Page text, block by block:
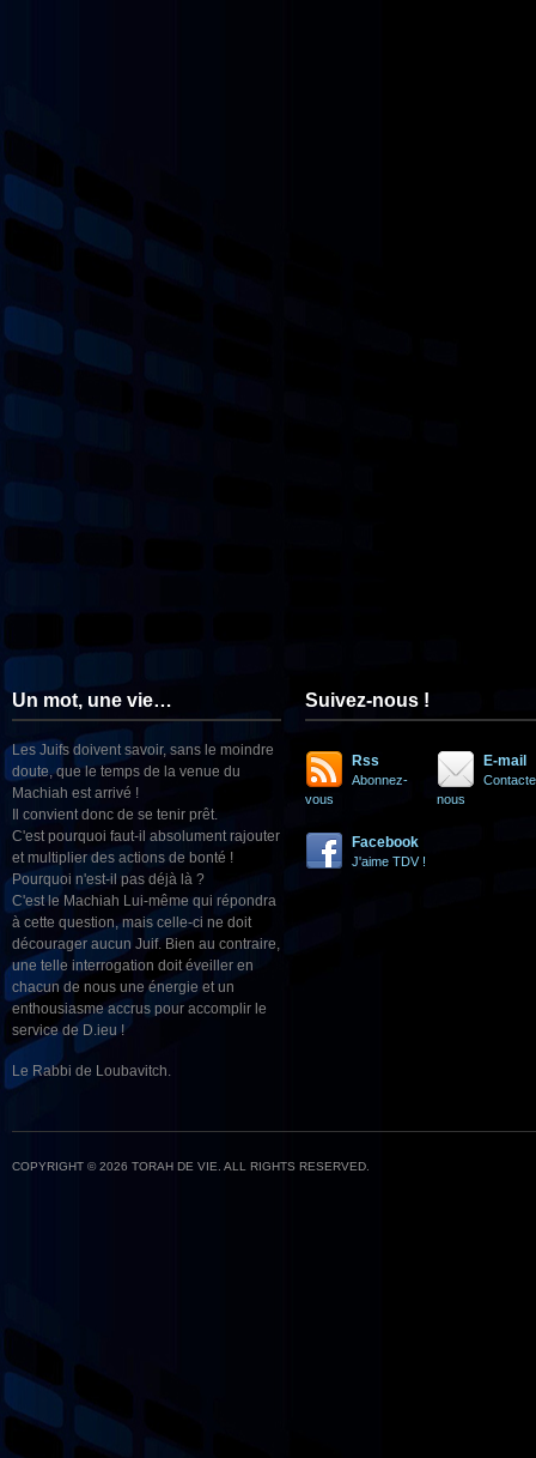
Un mot, une vie…
Les Juifs doivent savoir, sans le moindre
doute, que le temps de la venue du
Machiah est arrivé !
Il convient donc de se tenir prêt.
C'est pourquoi faut-il absolument rajouter
et multiplier des actions de bonté !
Pourquoi n'est-il pas déjà là ?
C'est le Machiah Lui-même qui répondra
à cette question, mais celle-ci ne doit
décourager aucun Juif. Bien au contraire,
une telle interrogation doit éveiller en
chacun de nous une énergie et un
enthousiasme accrus pour accomplir le
service de D.ieu !
Le Rabbi de Loubavitch.
Suivez-nous !
Rss
Abonnez-
vous
E-mail
nous
Facebook
J'aime TDV !
COPYRIGHT © 2026 TORAH DE VIE. ALL RIGHTS RESERVED.